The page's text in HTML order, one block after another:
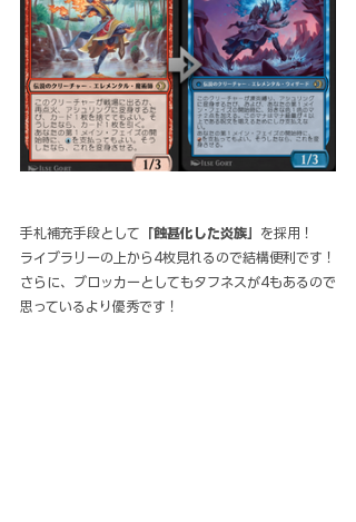
手札補充手段として 「蝕甚化した炎族」 を採用！
ライブラリーの上から4枚見れるので結構便利です！
さらに、ブロッカーとしてもタフネスが4もあるので
思っているより優秀です！